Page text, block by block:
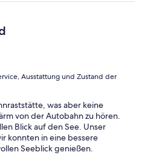
Ausstattung und Zustand der
was aber keine
von der Autobahn zu hören.
Blick auf den See. Unser
konnten in eine bessere
Seeblick genießen.